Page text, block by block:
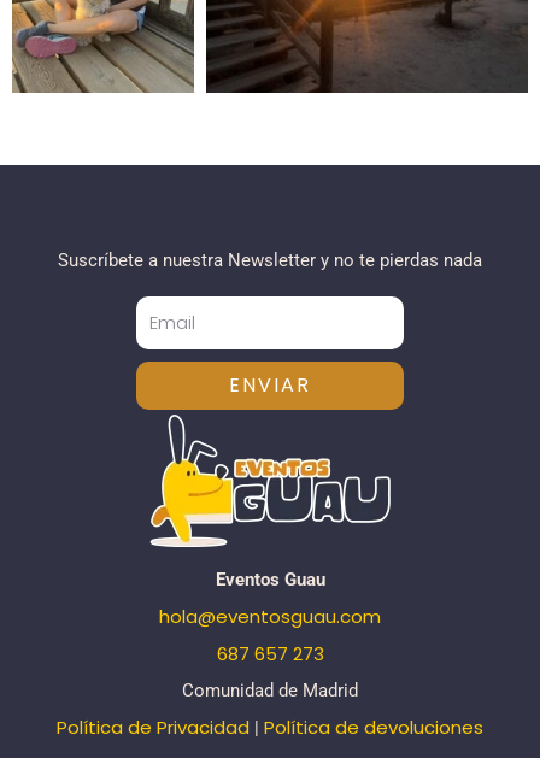
Suscríbete a nuestra Newsletter y no te pierdas nada
ENVIAR
Eventos Guau
hola@eventosguau.com
687 657 273
Comunidad de Madrid
Política de Privacidad | Política de devoluciones